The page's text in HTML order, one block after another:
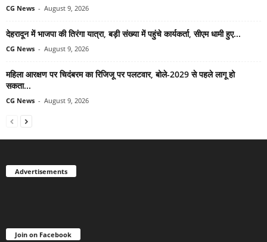
CG News - August 9, 2026
देहरादून में भाजपा की तिरंगा यात्रा, बड़ी संख्या में पहुंचे कार्यकर्ता, सीएम धामी हुए...
CG News - August 9, 2026
महिला आरक्षण पर चिदंबरम का रिजिजू पर पलटवार, बोले-2029 से पहले लागू हो
सकता...
CG News - August 9, 2026
Advertisements
Join on Facebook